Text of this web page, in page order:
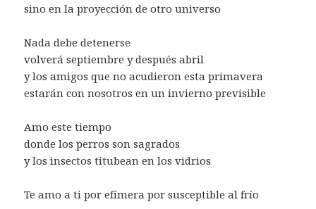
sino en la proyección de otro universo
Nada debe detenerse
volverá septiembre y después abril
y los amigos que no acudieron esta primavera
estarán con nosotros en un invierno previsible
Amo este tiempo
donde los perros son sagrados
y los insectos titubean en los vidrios
Te amo a ti por efímera por susceptible al frío